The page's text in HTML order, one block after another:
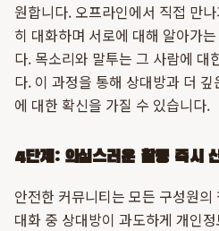
원합니다. 오프라인에서 직접 만
히 대화하며 서로에 대해 알아가
다. 목소리와 말투는 그 사람에 대
다. 이 과정을 통해 상대방과 더
에 대한 확신을 가질 수 있습니다.
4단계: 의심스러운 활동 즉시
안전한 커뮤니티는 모든 구성원
대화 중 상대방이 과도하게 개인